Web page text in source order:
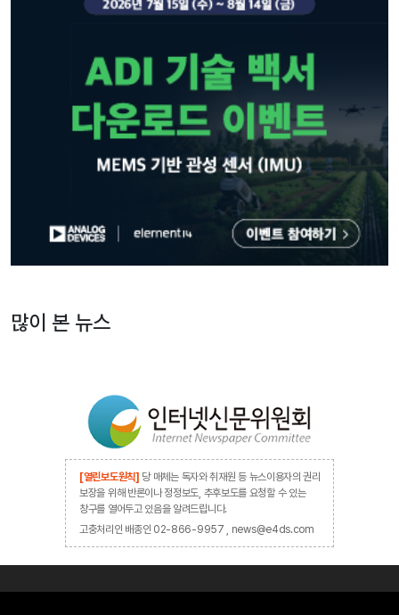
많이 본 뉴스
[열린보도원칙] 당 매체는 독자와 취재원 등 뉴스이용자의 권리
보장을 위해 반론이나 정정보도, 추후보도를 요청할 수 있는
창구를 열어두고 있음을 알려드립니다.
고충처리인 배종인 02-866-9957 , news@e4ds.com